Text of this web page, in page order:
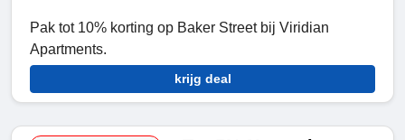
Pak tot 10% korting op Baker Street bij Viridian
Apartments.
krijg deal